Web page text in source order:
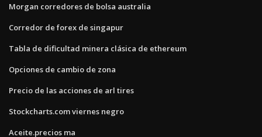
Morgan corredores de bolsa australia
Corredor de forex de singapur
Tabla de dificultad minera clásica de ethereum
Opciones de cambio de zona
Precio de las acciones de arl tires
Stockcharts.com viernes negro
Aceite.precios ma